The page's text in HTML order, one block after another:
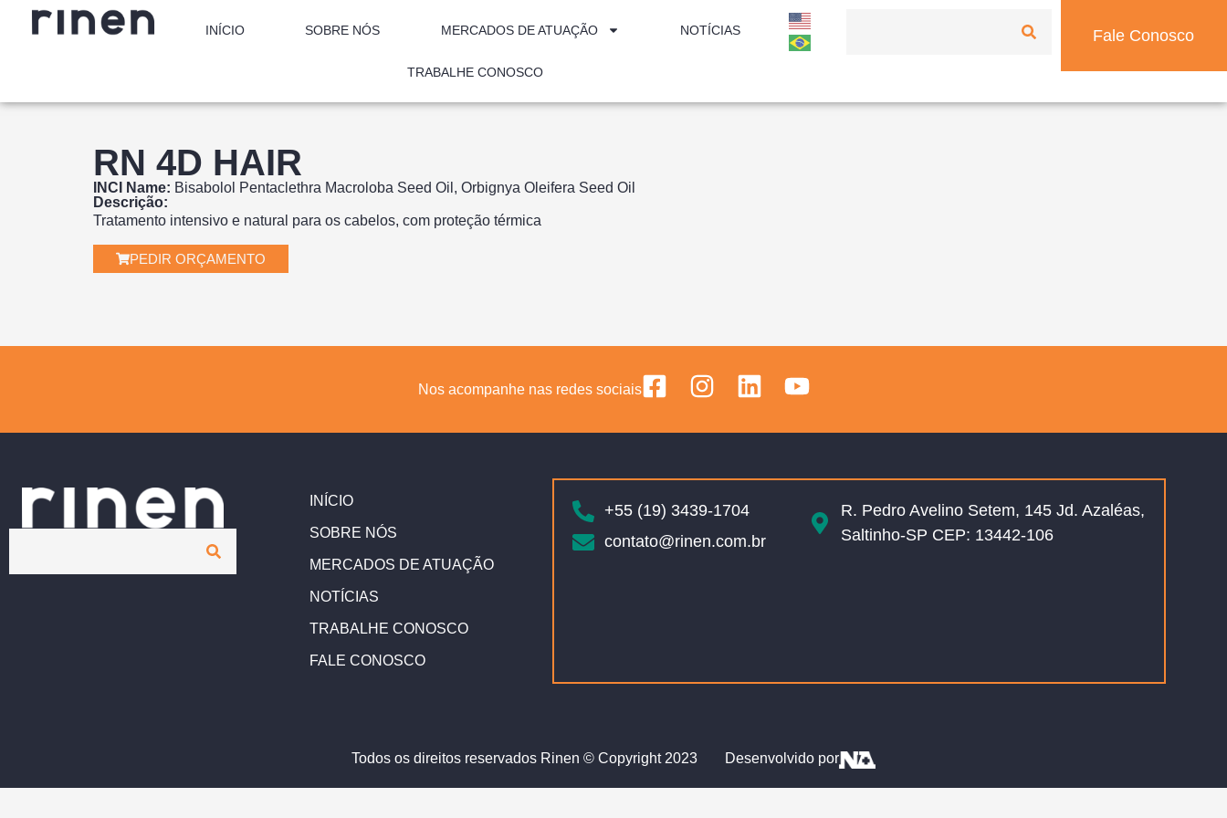
INÍCIO SOBRE NÓS MERCADOS DE ATUAÇÃO NOTÍCIAS
TRABALHE CONOSCO
Fale Conosco
RN 4D HAIR
INCI Name: Bisabolol Pentaclethra Macroloba Seed Oil, Orbignya Oleifera Seed Oil
Descrição:
Tratamento intensivo e natural para os cabelos, com proteção térmica
PEDIR ORÇAMENTO
Nos acompanhe nas redes sociais
INÍCIO
SOBRE NÓS
MERCADOS DE ATUAÇÃO
NOTÍCIAS
TRABALHE CONOSCO
FALE CONOSCO
+55 (19) 3439-1704
contato@rinen.com.br
R. Pedro Avelino Setem, 145 Jd. Azaléas,
Saltinho-SP CEP: 13442-106
Todos os direitos reservados Rinen © Copyright 2023 Desenvolvido por